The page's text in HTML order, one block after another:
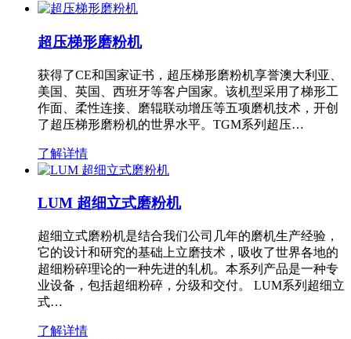
超压梯形磨粉机
获得了CE和国家证书，超压梯形磨粉机享誉澳大利亚、
美国、英国、西班牙等客户国家。该机型采用了梯形工
作面、柔性连接、磨辊联动增压等五项磨机技术，开创
了超压梯形磨粉机的世界水平。TGM系列超压…
了解详情
LUM 超细立式磨粉机
超细立式磨粉机是结合我们公司几年的磨机生产经验，
它的设计和研究的基础上立磨技术，吸收了世界各地的
超细粉碎理论的一种先进的轧机。本系列产品是一种专
业设备，包括超细粉碎，分级和交付。 LUM系列超细立
式…
了解详情